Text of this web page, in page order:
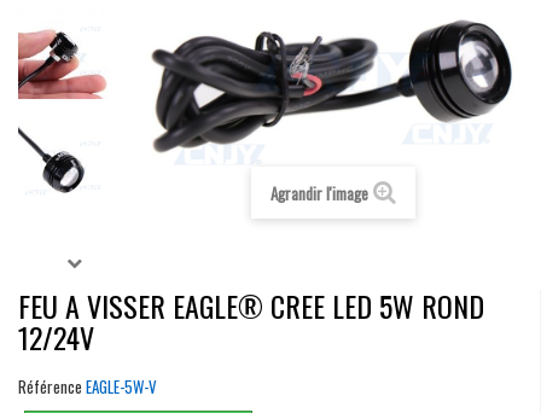
Agrandir l'image
FEU A VISSER EAGLE® CREE LED 5W ROND
12/24V
Référence EAGLE-5W-V